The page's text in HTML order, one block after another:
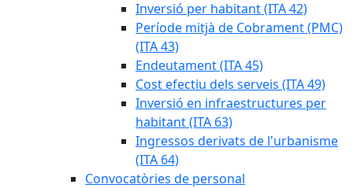
Inversió per habitant (ITA 42)
Període mitjà de Cobrament (PMC)
(ITA 43)
Endeutament (ITA 45)
Cost efectiu dels serveis (ITA 49)
Inversió en infraestructures per
habitant (ITA 63)
Ingressos derivats de l'urbanisme
(ITA 64)
Convocatòries de personal